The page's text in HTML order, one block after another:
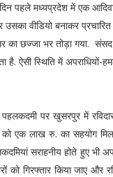
पहले मध्यप्रदेश में एक
वीडियो बनाकर प्रचारित
का छज्जा भर तोड़ा गया.
है. ऐसी स्थिति में अपराधियों-
पहलकदमी पर खुसरपुर में
को एक लाख रु. का सहयोग
सराहनीय होते हुए भी
को गिरफ्तार किया जाए और